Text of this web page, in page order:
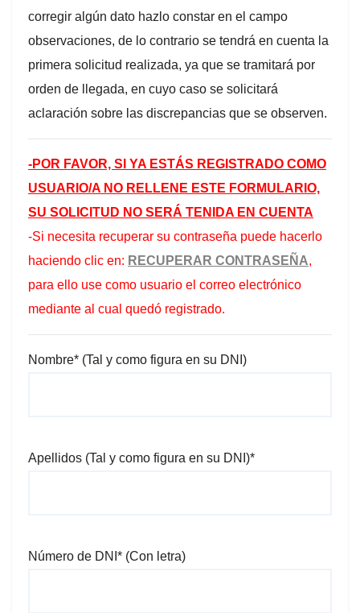
corregir algún dato hazlo constar en el campo
observaciones, de lo contrario se tendrá en cuenta la
primera solicitud realizada, ya que se tramitará por
orden de llegada, en cuyo caso se solicitará
aclaración sobre las discrepancias que se observen.
-POR FAVOR, SI YA ESTÁS REGISTRADO COMO
USUARIO/A NO RELLENE ESTE FORMULARIO,
SU SOLICITUD NO SERÁ TENIDA EN CUENTA
-Si necesita recuperar su contraseña puede hacerlo
haciendo clic en: RECUPERAR CONTRASEÑA,
para ello use como usuario el correo electrónico
mediante al cual quedó registrado.
Nombre* (Tal y como figura en su DNI)
Apellidos (Tal y como figura en su DNI)*
Número de DNI* (Con letra)